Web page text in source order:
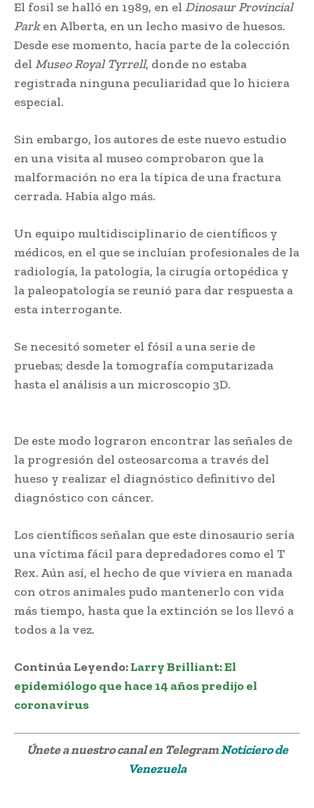
El fosil se halló en 1989, en el Dinosaur Provincial
Parken Alberta, en un lecho masivo de huesos.
Desde ese momento, hacía parte de la colección
del Museo Royal Tyrrell, donde no estaba
registrada ninguna peculiaridad que lo hiciera
especial.
Sin embargo, los autores de este nuevo estudio
en una visita al museo comprobaron que la
malformación no era la típica de una fractura
cerrada. Había algo más.
Un equipo multidisciplinario de científicos y
médicos, en el que se incluían profesionales de la
radiología, la patología, la cirugía ortopédica y
la paleopatología se reunió para dar respuesta a
esta interrogante.
Se necesitó someter el fósil a una serie de
pruebas; desde la tomografía computarizada
hasta el análisis a un microscopio 3D.
De este modo lograron encontrar las señales de
la progresión del osteosarcoma a través del
hueso y realizar el diagnóstico definitivo del
diagnóstico con cáncer.
Los científicos señalan que este dinosaurio sería
una víctima fácil para depredadores como el T
Rex. Aún así, el hecho de que viviera en manada
con otros animales pudo mantenerlo con vida
más tiempo, hasta que la extinción se los llevó a
todos a la vez.
Continúa Leyendo:Larry Brilliant: El
epidemiólogo que hace 14 años predijo el
coronavirus
Únete a nuestro canal en TelegramNoticiero de
Venezuela